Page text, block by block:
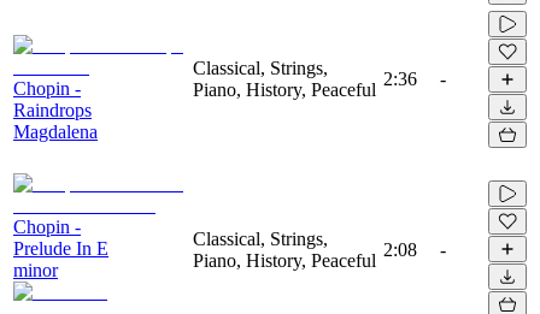
Chopin -
Raindrops
Magdalena
Classical, Strings,
Piano, History, Peaceful
2:36 -
Chopin -
Prelude In E
minor
Classical, Strings,
Piano, History, Peaceful
2:08 -